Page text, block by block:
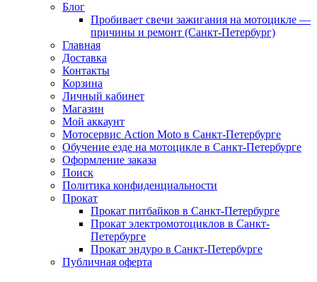
Блог
Пробивает свечи зажигания на мотоцикле —
причины и ремонт (Санкт-Петербург)
Главная
Доставка
Контакты
Корзина
Личный кабинет
Магазин
Мой аккаунт
Мотосервис Action Moto в Санкт-Петербурге
Обучение езде на мотоцикле в Санкт-Петербурге
Оформление заказа
Поиск
Политика конфиденциальности
Прокат
Прокат питбайков в Санкт-Петербурге
Прокат электромотоциклов в Санкт-
Петербурге
Прокат эндуро в Санкт-Петербурге
Публичная оферта